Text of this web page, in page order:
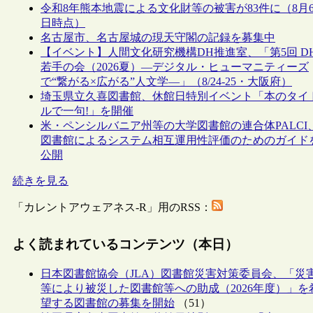
令和8年熊本地震による文化財等の被害が83件に（8月
日時点）
名古屋市、名古屋城の現天守閣の記録を募集中
【イベント】人間文化研究機構DH推進室、「第5回
若手の会（2026夏）―デジタル・ヒューマニティーズ
で“繋がる×広がる”人文学―」（8/24-25・大阪府）
埼玉県立久喜図書館、休館日特別イベント「本のタイ
ルで一句!」を開催
米・ペンシルバニア州等の大学図書館の連合体PALCI、
図書館によるシステム相互運用性評価のためのガイド
公開
続きを見る
「カレントアウェアネス-R」用のRSS：
よく読まれているコンテンツ（本日）
日本図書館協会（JLA）図書館災害対策委員会、「災
等により被災した図書館等への助成（2026年度）」を
望する図書館の募集を開始 （51）